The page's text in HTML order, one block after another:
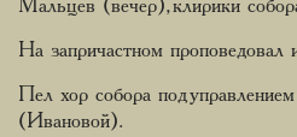
Мальцев (вечер), клирики
На запричастном
Пел хор собора под
(Ивановой).